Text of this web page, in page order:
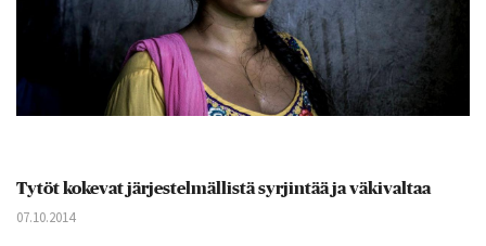
Tytöt kokevat järjestelmällistä syrjintää ja väkivaltaa
07.10.2014